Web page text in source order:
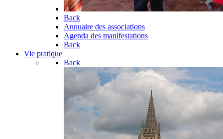
Back
Annuaire des associations
Agenda des manifestations
Back
Vie pratique
Back